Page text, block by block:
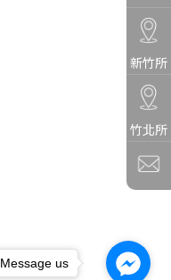
新竹所
竹北所
Message us